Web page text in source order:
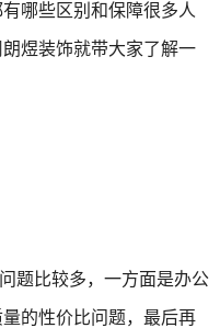
哪些区别和保障很多人
朗煜装饰就带大家了解一
题比较多，一方面是办公
的性价比问题，最后再